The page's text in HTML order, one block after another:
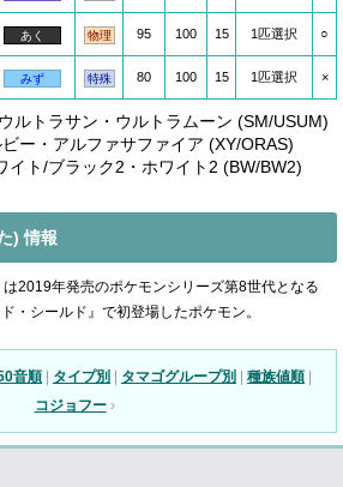
あく 物理 95 100 15 1匹選択 ○
みず 特殊 80 100 15 1匹選択 ×
ルトラサン・ウルトラムーン (SM/USUM)
ー・アルファサファイア (XY/ORAS)
イト/ブラック2・ホワイト2 (BW/BW2)
) 情報
2019年発売のポケモンシリーズ第8世代となる
・シールド』で初登場したポケモン。
音順 タイプ別 タマゴグループ別 種族値順
コジョフー›